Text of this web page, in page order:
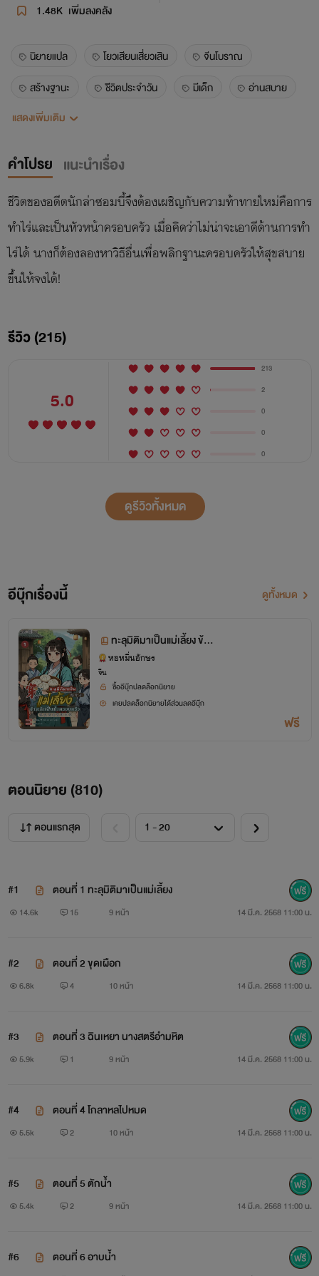
1.48K เพิ่มลงคลัง
นิยายแปล โยวเสียนเสี่ยวเสิน
จีนโบราณ
สร้างฐานะ
ชีิวิตประจำวัน มีเด็ก
อ่านสบาย
ทะลุมิติ
แสดงเพิ่มเติม
คำโปรย แนะนำเรื่อง
ชีวิตของอดีตนักล่าซอมบี้จึงต้องเผชิญกับความท้าทายใหม่คือการ
ทำไร่และเป็นหัวหน้าครอบครัว เมื่อคิดว่าไม่น่าจะเอาดีด้านการทำ
ไร่ได้ นางก็ต้องลองหาวิธีอื่นเพื่อพลิกฐานะครอบครัวให้สุขสบาย
ขึ้นให้จงได้!
รีวิว (215)
5.0
213
2
0
0
0
ดูรีวิวทั้งหมด
อีบุ๊กเรื่องนี้ ดูทั้งหมด
ทะลุมิติมาเป็นแม่เลี้ยง ข้า
พลิกฟื้นทั้งครอบครัว เล่ม
หอหมื่นอักษร
จีน
ซื้ออีบุ๊กปลดล็อกนิยาย
เคยปลดล็อกนิยายได้ส่วนลดอีบุ๊ก
ฟรี
ตอนนิยาย (810)
ตอนแรกสุด
#1 ตอนที่ 1 ทะลุมิติมาเป็นแม่เลี้ยง
14.6k 15 9 หน้า 14 มี.ค. 2568 11:00 น.
#2 ตอนที่ 2 ขุดเผือก
6.8k 4 10 หน้า 14 มี.ค. 2568 11:00 น.
#3 ตอนที่ 3 ฉินเหยา นางสตรีอำมหิต
5.9k 1 9 หน้า 14 มี.ค. 2568 11:00 น.
#4 ตอนที่ 4 โกลาหลไปหมด
5.5k 2 10 หน้า 14 มี.ค. 2568 11:00 น.
#5 ตอนที่ 5 ตักน้ำ
5.4k 2 9 หน้า 14 มี.ค. 2568 11:00 น.
#6 ตอนที่ 6 อาบน้ำ